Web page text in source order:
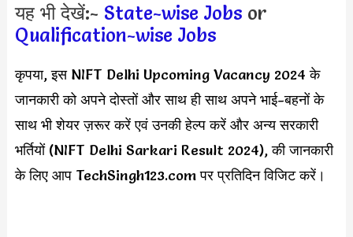
यह भी देखें:- State-wise Jobs or
Qualification-wise Jobs
कृपया, इस NIFT Delhi Upcoming Vacancy 2024 के
जानकारी को अपने दोस्तों और साथ ही साथ अपने भाई-बहनों के
साथ भी शेयर ज़रूर करें एवं उनकी हेल्प करें और अन्य सरकारी
भर्तियों (NIFT Delhi Sarkari Result 2024), की जानकारी
के लिए आप TechSingh123.com पर प्रतिदिन विजिट करें।